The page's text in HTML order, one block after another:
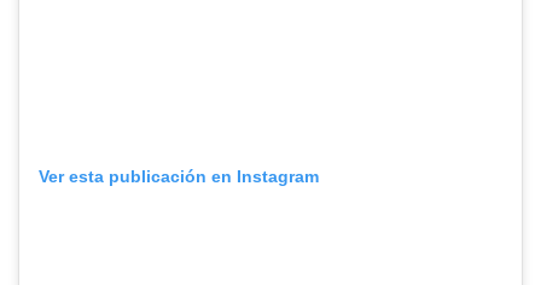
Ver esta publicación en Instagram